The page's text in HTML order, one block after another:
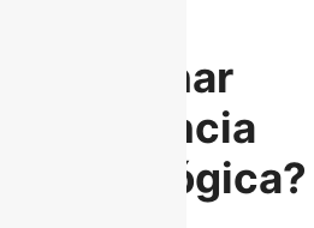
¿Qué
emergencia
odontológica?